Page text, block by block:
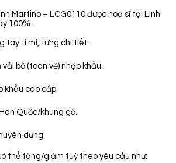
Martino – LCG0110 được hoạ sĩ tại Linh
100%.
tay tỉ mỉ, từng chi tiết.
bố (toan vẽ) nhập khẩu.
khẩu cao cấp.
Quốc/khung gỗ.
dụng.
thể tăng/giảm tuỳ theo yêu cầu như: